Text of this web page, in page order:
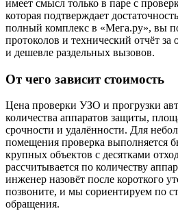
имеет смысл только в паре с
которая подтверждает
полный комплекс в «Мега.ру», вы
протоколов и технический отчёт
и дешевле раздельных вызовов.
От чего зависит стоимость
Цена проверки УЗО и прогрузки
количества аппаратов защиты,
срочности и удалённости. Для
помещения проверка выполняется
крупных объектов с десятками
рассчитывается по количеству
инженер назовёт после короткого
позвоните, и мы сориентируем по
обращения.